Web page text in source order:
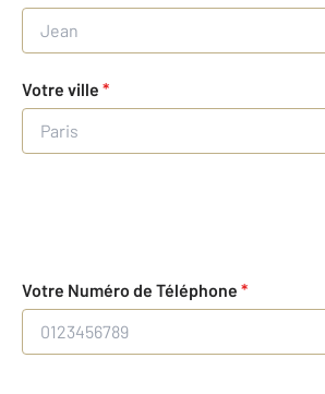
Votre ville *
Votre Numéro de Téléphone *